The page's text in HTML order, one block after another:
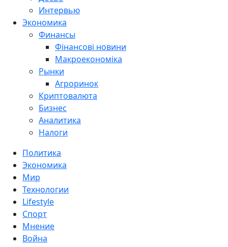
Интервью
Экономика
Финансы
Фінансові новини
Макроекономіка
Рынки
Агроринок
Криптовалюта
Бизнес
Аналитика
Налоги
Политика
Экономика
Мир
Технологии
Lifestyle
Спорт
Мнение
Война